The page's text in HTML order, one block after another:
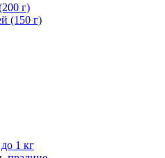
г)
(150 г)
1 кг